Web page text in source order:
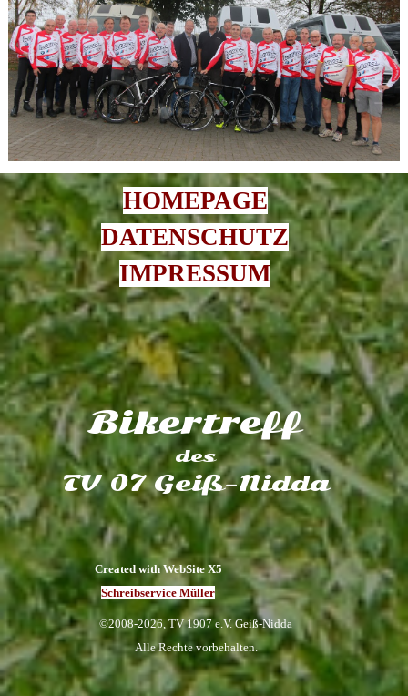
HOMEPAGE
DATENSCHUTZ
IMPRESSUM
Bikertreff
des
TV 07 Geiß-Nidda
Created with WebSite X5
Schreibservice Müller
©2008-2026, TV 1907 e.V. Geiß-Nidda
Alle Rechte vorbehalten.